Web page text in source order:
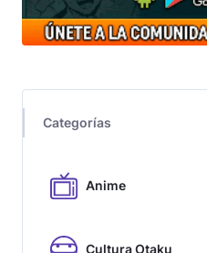
Categorías
Anime
Cultura Otaku